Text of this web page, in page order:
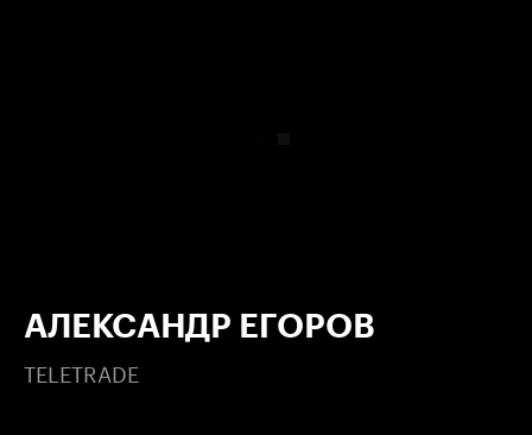
АЛЕКСАНДР ЕГОРОВ
TELETRADE